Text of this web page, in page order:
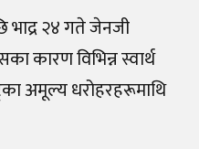
भाद्र २४ गते जेनजी
कारण विभिन्न स्वार्थ
अमूल्य धरोहरहरूमाथि